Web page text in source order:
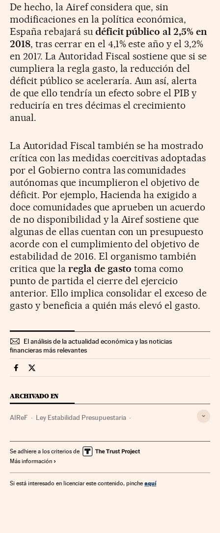
De hecho, la Airef considera que, sin
modificaciones en la política económica,
España rebajará su déficit público al 2,5% en
2018, tras cerrar en el 4,1% este año y el 3,2%
en 2017. La Autoridad Fiscal sostiene que si se
cumpliera la regla gasto, la reducción del
déficit público se aceleraría. Aun así, alerta
de que ello tendría un efecto sobre el PIB y
reduciría en tres décimas el crecimiento
anual.
La Autoridad Fiscal también se ha mostrado
crítica con las medidas coercitivas adoptadas
por el Gobierno contra las comunidades
autónomas que incumplieron el objetivo de
déficit. Por ejemplo, Hacienda ha exigido a
doce comunidades que aprueben un acuerdo
de no disponibilidad y la Airef sostiene que
algunas de ellas cuentan con un presupuesto
acorde con el cumplimiento del objetivo de
estabilidad de 2016. El organismo también
critica que la regla de gasto toma como
punto de partida el cierre del ejercicio
anterior. Ello implica consolidar el exceso de
gasto y beneficia a quién más elevó el gasto.
El análisis de la actualidad económica y las noticias
financieras más relevantes
Economia Cinco Días en Facebook
Economia Cinco Días en Twitter
ARCHIVADO EN
AIReF Ley Estabilidad Presupuestaria
Legislación Administración Estado
Se adhiere a los criterios de
Más información
Si está interesado en licenciar este contenido, pinche aquí